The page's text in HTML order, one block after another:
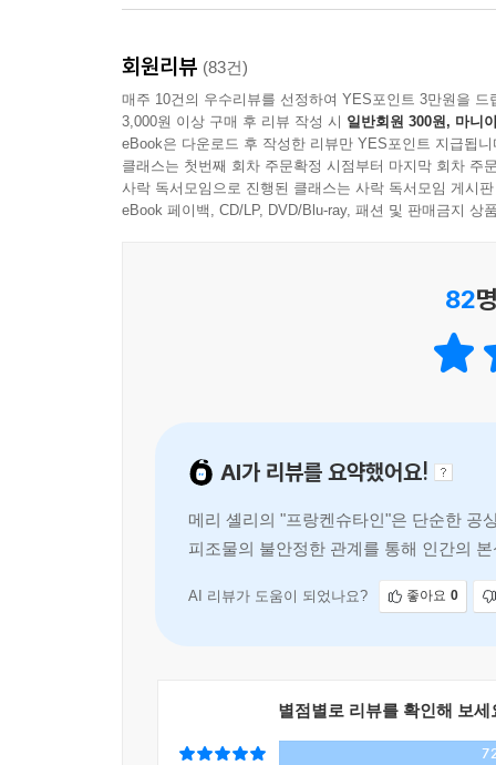
열망에서 열아홉의 나이에 엄청난 상상력으로
여성 작가였다.
메리 셸리는 1831년에 기존 1818년 판본을 대
연구와 번역의 원전으로 쓰이는 일이 많았으나
문학동네 세계문학전집으로 출간된 『프랑켄슈타
생명의 원리에 대한 호기심으로 무생물에 생명
그러나 성공의 흥분이 가라앉기도 전에 프랑켄슈
상태로 세상에 나타난다. 흉물스러운 모습 때문
자신을 이토록 흉측한 존재로 만든 창조주에 대
자리에서 괴물은 자신과 똑같은 ‘이성’의 존재
극에 달한 괴물의 분노는 엄청난 비극을 불러일으
프랑켄슈타인의 피조물이 육성으로 전하는 메
이 작품은 당시로서는 파격적이라 할 수 있는
회원리뷰 (83건)
매주 10건의 우수리뷰를 선정하여 YES포인트 3만원을 드
3,000원 이상 구매 후 리뷰 작성 시 일반회원 300원, 마니
eBook은 다운로드 후 작성한 리뷰만 YES포인트 지급됩니
클래스는 첫번째 회차 주문확정 시점부터 마지막 회차 주
사락 독서모임으로 진행된 클래스는 사락 독서모임 게시
eBook 페이백, CD/LP, DVD/Blu-ray, 패션 및 판매금지 상
82
AI가 리뷰를 요약했어요!
메리 셸리의 "프랑켄슈타인"은 단순한 공
피조물의 불안정한 관계를 통해 인간의
적 감정을 반영한다. 이 작품
별점별로 리뷰를 확인해 보세